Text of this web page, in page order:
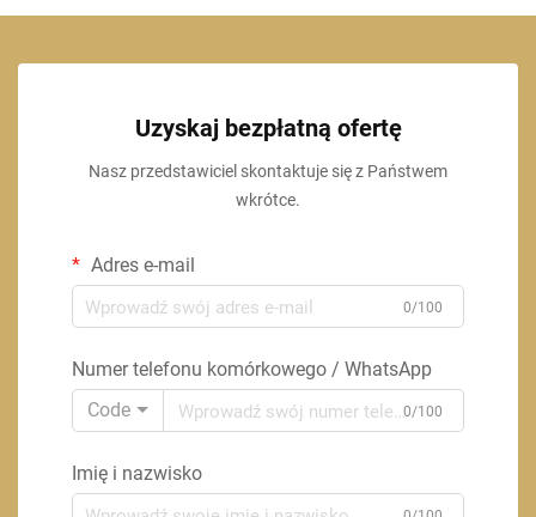
Uzyskaj bezpłatną ofertę
Nasz przedstawiciel skontaktuje się z Państwem
wkrótce.
Adres e-mail
0/100
Numer telefonu komórkowego / WhatsApp
Code
0/100
Imię i nazwisko